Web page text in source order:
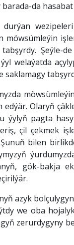
da
Şeýle-
welaýatda
saklamagy
Olaryň
ýylyň pagta
çil çekmek
bilen
gök-bakja
azyk
we oba
zerurdygyny